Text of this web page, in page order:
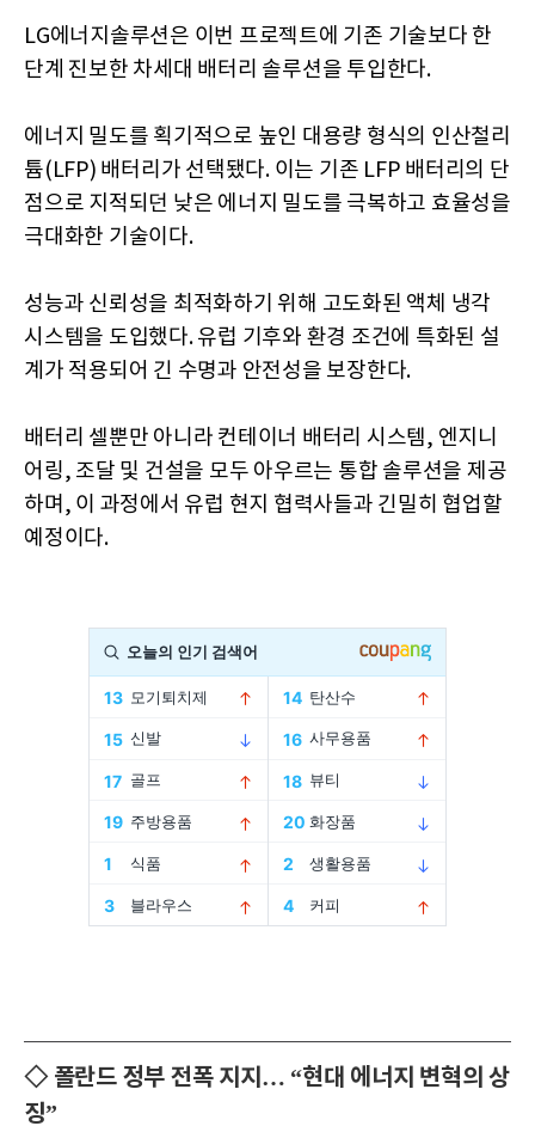
LG에너지솔루션은 이번 프로젝트에 기존 기술보다 한
단계 진보한 차세대 배터리 솔루션을 투입한다.
에너지 밀도를 획기적으로 높인 대용량 형식의 인산철리
튬(LFP) 배터리가 선택됐다. 이는 기존 LFP 배터리의 단
점으로 지적되던 낮은 에너지 밀도를 극복하고 효율성을
극대화한 기술이다.
성능과 신뢰성을 최적화하기 위해 고도화된 액체 냉각
시스템을 도입했다. 유럽 기후와 환경 조건에 특화된 설
계가 적용되어 긴 수명과 안전성을 보장한다.
배터리 셀뿐만 아니라 컨테이너 배터리 시스템, 엔지니
어링, 조달 및 건설을 모두 아우르는 통합 솔루션을 제공
하며, 이 과정에서 유럽 현지 협력사들과 긴밀히 협업할
예정이다.
◇ 폴란드 정부 전폭 지지… “현대 에너지 변혁의 상
징”